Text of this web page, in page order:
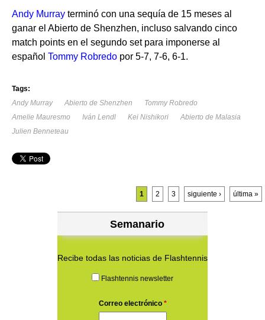
Andy Murray terminó con una sequía de 15 meses al
ganar el Abierto de Shenzhen, incluso salvando cinco
match points en el segundo set para imponerse al
español Tommy Robredo por 5-7, 7-6, 6-1.
Tags:
Andy Murray
Abierto de Shenzhen
Tommy Robredo
Amelie Mauresmo
Iván Lendl Kei Nishikori
Abierto de Malasia
Julien Benneteau
1 2 3 siguiente › última »
Semanario
Recibe todas las noticias de Flashtennis
Flashtennis newsletter
Correo electrónico *